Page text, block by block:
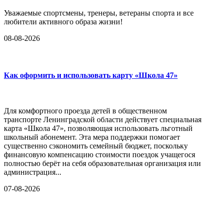
Уважаемые спортсмены, тренеры, ветераны спорта и все
любители активного образа жизни!
08-08-2026
Как оформить и использовать карту «Школа 47»
Для комфортного проезда детей в общественном
транспорте Ленинградской области действует специальная
карта «Школа 47», позволяющая использовать льготный
школьный абонемент. Эта мера поддержки помогает
существенно сэкономить семейный бюджет, поскольку
финансовую компенсацию стоимости поездок учащегося
полностью берёт на себя образовательная организация или
администрация...
07-08-2026